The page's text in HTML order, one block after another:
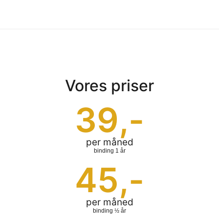
Vores priser
per måned
39,-
binding 1 år
per måned
45,-
binding ½ år